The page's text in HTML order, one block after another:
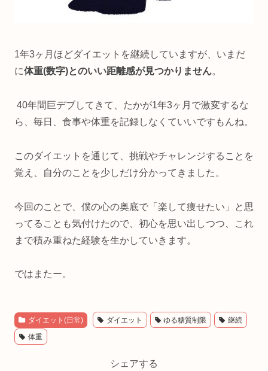
1年3ヶ月ほどダイエットを継続していますが、いまだ
に体重(数字)とのいい距離感が見つかりません。
40年間巨デブしてきて、たかが1年3ヶ月で激変するな
ら、毎日、食事や体重を記録しなくていいですもんね。
このダイエットを通じて、挑戦やチャレンジすることを
覚え、自分のことを少しだけ分かってきました。
今回のことで、僕の心の奥底で「楽して痩せたい」と思
ってることも気付けたので、初心を思い出しつつ、これ
まで積み重ねた経験を生かしていきます。
ではまたー。
ダイエット(日常) ダイエット ゆる糖質制限 継続
体重
シェアする